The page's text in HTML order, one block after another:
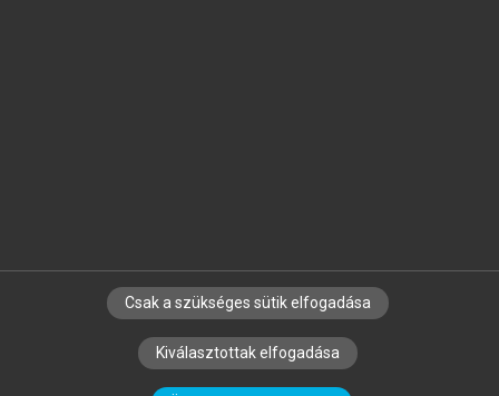
SZERZŐKNEK CÉGEKNEK KÖNYVTÁROSOKNAK
SZERKESZTÉSI ÉS LEKTORÁLÁSI ALAPELVEK
Csak a szükséges sütik elfogadása
Kiválasztottak elfogadása